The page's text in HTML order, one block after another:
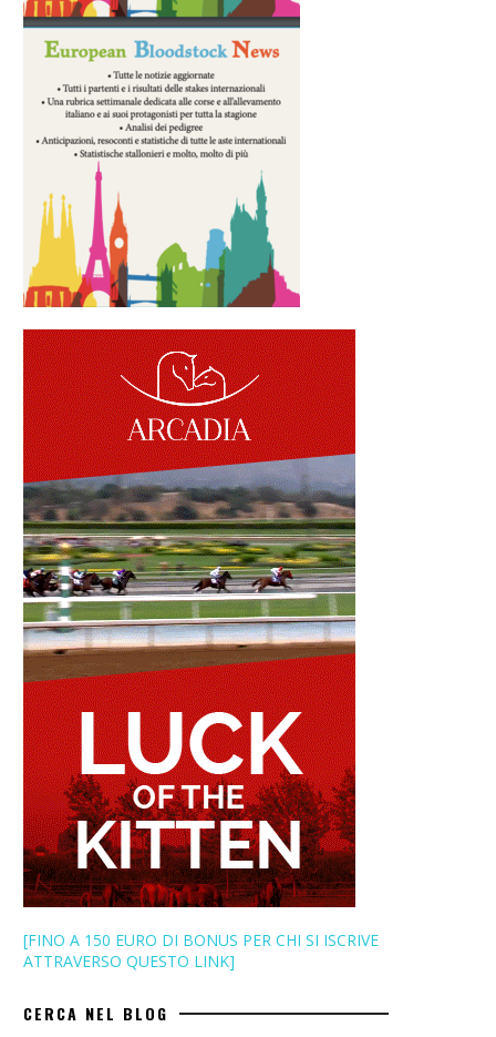
[FINO A 150 EURO DI BONUS PER CHI SI ISCRIVE
ATTRAVERSO QUESTO LINK]
CERCA NEL BLOG